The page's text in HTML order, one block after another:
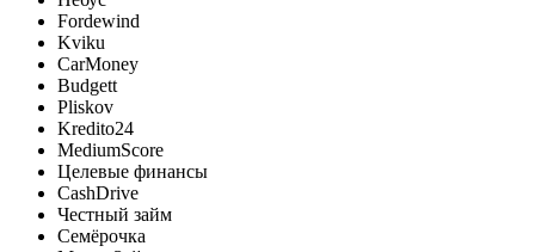
Fordewind
Kviku
CarMoney
Budgett
Pliskov
Kredito24
MediumScore
Целевые финансы
CashDrive
Честный займ
Семёрочка